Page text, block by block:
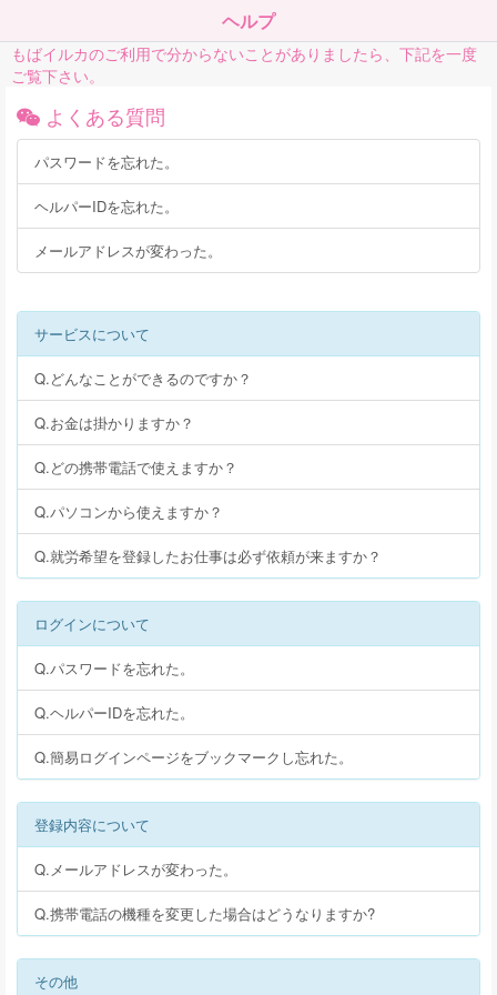
ヘルプ
もばイルカのご利用で分からないことがありましたら、下記を一度
ご覧下さい。
よくある質問
パスワードを忘れた。
ヘルパーIDを忘れた。
メールアドレスが変わった。
サービスについて
Q.どんなことができるのですか？
Q.お金は掛かりますか？
Q.どの携帯電話で使えますか？
Q.パソコンから使えますか？
Q.就労希望を登録したお仕事は必ず依頼が来ますか？
ログインについて
Q.パスワードを忘れた。
Q.ヘルパーIDを忘れた。
Q.簡易ログインページをブックマークし忘れた。
登録内容について
Q.メールアドレスが変わった。
Q.携帯電話の機種を変更した場合はどうなりますか?
その他